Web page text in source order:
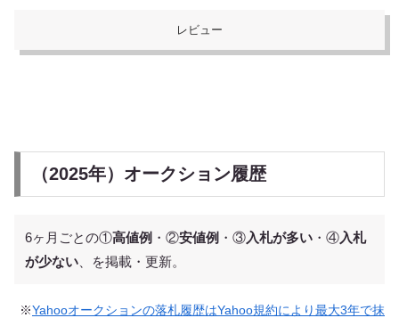
レビュー
（2025年）オークション履歴
6ヶ月ごとの①高値例 ・②安値例 ・③入札が多い ・④入札
が少ない 、を掲載・更新。
※Yahooオークションの落札履歴はYahoo規約により最大3年で抹